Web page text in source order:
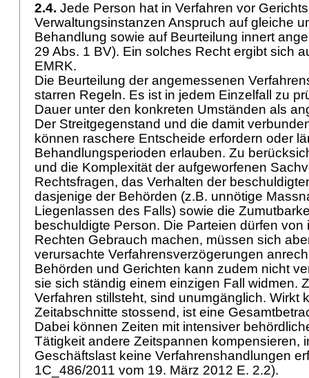
2.4. Jede Person hat in Verfahren vor
Verwaltungsinstanzen Anspruch auf gleiche
Behandlung sowie auf Beurteilung innert
29 Abs. 1 BV). Ein solches Recht ergibt sich
EMRK.
Die Beurteilung der angemessenen
starren Regeln. Es ist in jedem Einzelfall zu
Dauer unter den konkreten Umständen als
Der Streitgegenstand und die damit
können raschere Entscheide erfordern oder
Behandlungsperioden erlauben. Zu
und die Komplexität der aufgeworfenen
Rechtsfragen, das Verhalten der
dasjenige der Behörden (z.B. unnötige
Liegenlassen des Falls) sowie die
beschuldigte Person. Die Parteien dürfen
Rechten Gebrauch machen, müssen sich
verursachte Verfahrensverzögerungen
Behörden und Gerichten kann zudem nicht
sie sich ständig einem einzigen Fall widmen.
Verfahren stillsteht, sind unumgänglich. Wirkt
Zeitabschnitte stossend, ist eine
Dabei können Zeiten mit intensiver
Tätigkeit andere Zeitspannen kompensieren,
Geschäftslast keine Verfahrenshandlungen
1C_486/2011 vom 19. März 2012 E. 2.2).